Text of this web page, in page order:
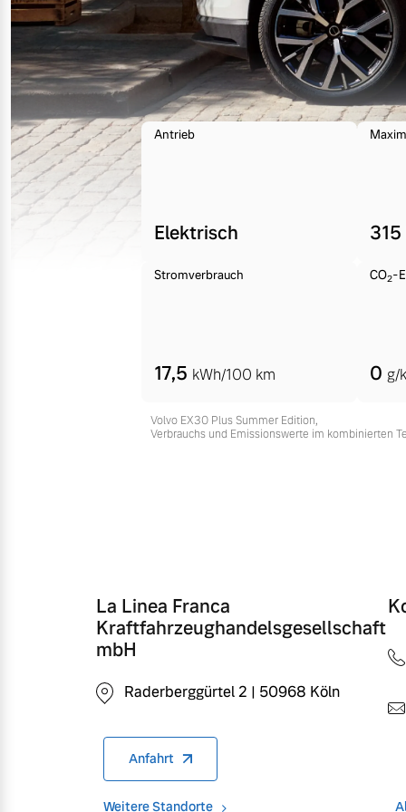
Mehr erfahren
Frühjahrscheck
Entdecken Sie unsere saisonalen
Antrieb
Elektrisch 315
Stromverbrauch
17,5 kWh/100 km
CO2-
0 g/
Volvo EX30 Plus Summer Edition,
Verbrauchs und Emissionswerte im kombinierten
La Linea Franca
Kraftfahrzeughandelsgesellschaft
mbH
Raderberggürtel 2 | 50968 Köln
Anfahrt
Weitere Standorte